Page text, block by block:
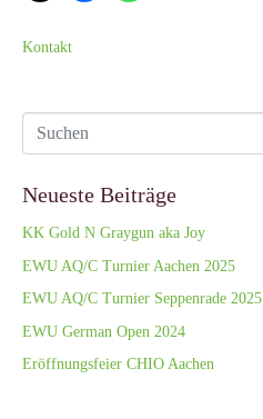
Kontakt
Neueste Beiträge
KK Gold N Graygun aka Joy
EWU AQ/C Turnier Aachen 2025
EWU AQ/C Turnier Seppenrade 2025
EWU German Open 2024
Eröffnungsfeier CHIO Aachen